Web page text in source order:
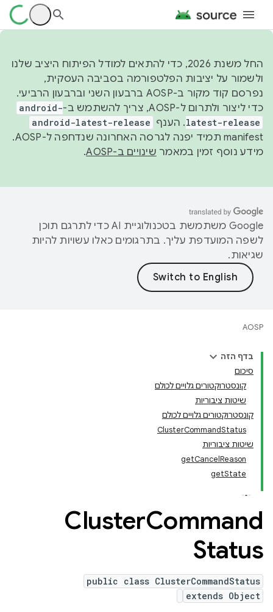
החל משנת 2026, כדי להתאים למודל הפיתוח היציב שלנו
ולשמור על יציבות הפלטפורמה בסביבה העסקית,
נפרסם קוד מקור ב-AOSP ברבעון השני וברבעון הרביעי.
כדי ליצור ולתרום ל-AOSP, צריך להשתמש ב-
android-
latest-release. הענף android-latest-release
manifest תמיד יפנה לגרסה האחרונה שנדחפה ל-AOSP.
מידע נוסף זמין במאמר שינויים ב-AOSP .
‫Google משתמשת בטכנולוגיית AI כדי לתרגם תוכן
לשפה המועדפת עליך. בתרגומים כאלו עשויות להיות
שגיאות.
AOSP
בדף הזה
סיכום
קונסטרוקטורים גלויים לכולם
שיטות ציבוריות
קונסטרוקטורים גלויים לכולם
ClusterCommandStatus
שיטות ציבוריות
getCancelReason
getState
ClusterCommand
Status
public class ClusterCommandStatus
extends Object